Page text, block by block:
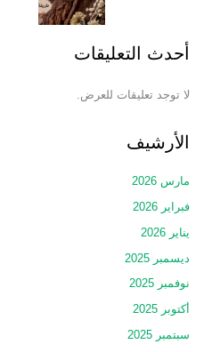
أحدث التعليقات
لا توجد تعليقات للعرض.
الأرشيف
مارس 2026
فبراير 2026
يناير 2026
ديسمبر 2025
نوفمبر 2025
أكتوبر 2025
سبتمبر 2025